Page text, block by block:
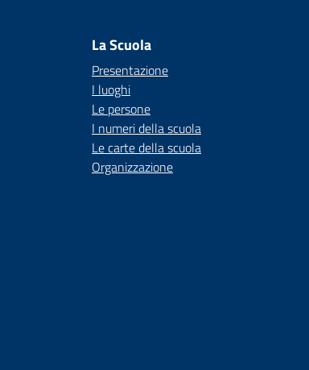
La Scuola
Presentazione
I luoghi
Le persone
I numeri della scuola
Le carte della scuola
Organizzazione